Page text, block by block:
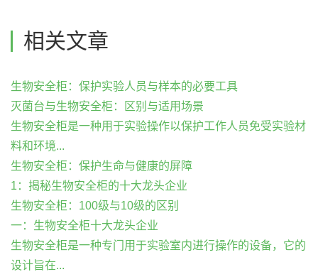
相关文章
生物安全柜：保护实验人员与样本的必要工具
灭菌台与生物安全柜：区别与适用场景
生物安全柜是一种用于实验操作以保护工作人员免受实验材
料和环境...
生物安全柜：保护生命与健康的屏障
1：揭秘生物安全柜的十大龙头企业
生物安全柜：100级与10级的区别
一：生物安全柜十大龙头企业
生物安全柜是一种专门用于实验室内进行操作的设备，它的
设计旨在...